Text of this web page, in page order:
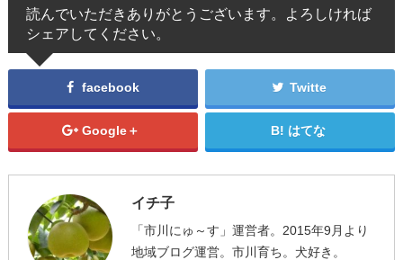
読んでいただきありがとうございます。よろしければ
シェアしてください。
facebook Twitte
Google＋ はてな
イチ子
「市川にゅ～す」運営者。2015年9月より
地域ブログ運営。市川育ち。犬好き。